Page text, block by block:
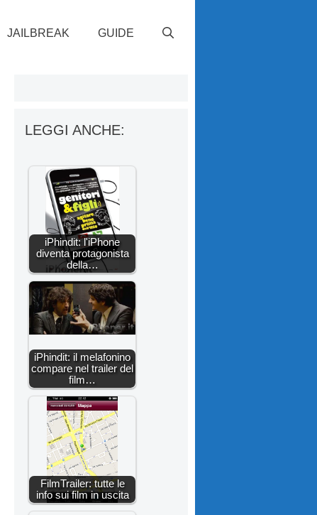
JAILBREAK GUIDE
LEGGI ANCHE:
iPhindit: l'iPhone
diventa protagonista
della…
iPhindit: il melafonino
compare nel trailer del
film…
FilmTrailer: tutte le
info sui film in uscita